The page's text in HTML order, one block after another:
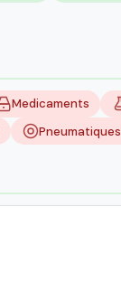
Medicaments
Pneumatiques